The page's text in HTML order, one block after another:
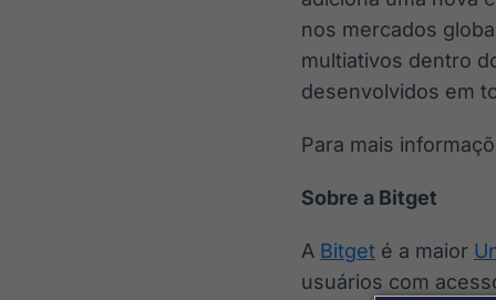
nos mercados
multiativos dentro
desenvolvidos em
Para mais
Sobre a Bitget
A Bitget é a maior
usuários com